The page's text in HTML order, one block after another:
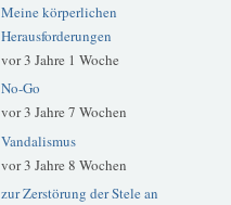
Meine körperlichen
Herausforderungen
vor 3 Jahre 1 Woche
No-Go
vor 3 Jahre 7 Wochen
Vandalismus
vor 3 Jahre 8 Wochen
zur Zerstörung der Stele an